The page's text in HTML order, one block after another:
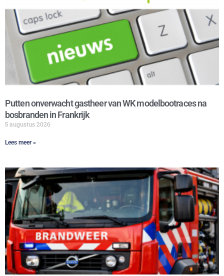
Putten onverwacht gastheer van WK modelbootraces na
bosbranden in Frankrijk
5 augustus 2026
Lees meer »